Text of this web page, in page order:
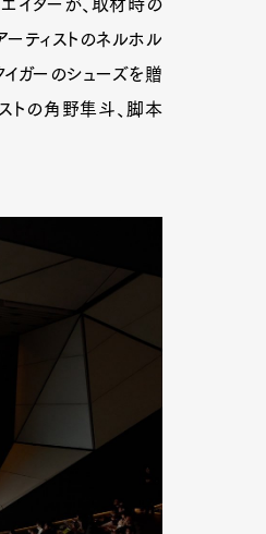
エイターが、取材時の
ティストのネルホル
イガーのシューズを贈
トの角野隼斗、脚本